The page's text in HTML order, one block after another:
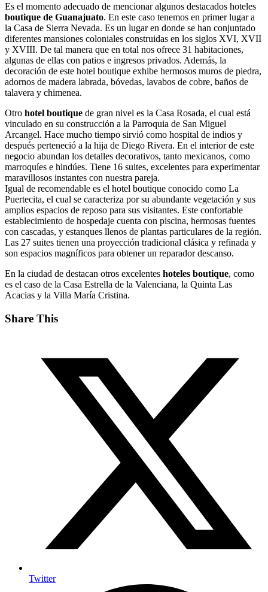
Es el momento adecuado de mencionar algunos destacados hoteles
boutique de Guanajuato. En este caso tenemos en primer lugar a
la Casa de Sierra Nevada. Es un lugar en donde se han conjuntado
diferentes mansiones coloniales construidas en los siglos XVI, XVII
y XVIII. De tal manera que en total nos ofrece 31 habitaciones,
algunas de ellas con patios e ingresos privados. Además, la
decoración de este hotel boutique exhibe hermosos muros de piedra,
adornos de madera labrada, bóvedas, lavabos de cobre, baños de
talavera y chimenea.
Otro hotel boutique de gran nivel es la Casa Rosada, el cual está
vinculado en su construcción a la Parroquia de San Miguel
Arcangel. Hace mucho tiempo sirvió como hospital de indios y
después perteneció a la hija de Diego Rivera. En el interior de este
negocio abundan los detalles decorativos, tanto mexicanos, como
marroquíes e hindúes. Tiene 16 suites, excelentes para experimentar
maravillosos instantes con nuestra pareja.
Igual de recomendable es el hotel boutique conocido como La
Puertecita, el cual se caracteriza por su abundante vegetación y sus
amplios espacios de reposo para sus visitantes. Este confortable
establecimiento de hospedaje cuenta con piscina, hermosas fuentes
con cascadas, y estanques llenos de plantas particulares de la región.
Las 27 suites tienen una proyección tradicional clásica y refinada y
son espacios magníficos para obtener un reparador descanso.
En la ciudad de destacan otros excelentes hoteles boutique, como
es el caso de la Casa Estrella de la Valenciana, la Quinta Las
Acacias y la Villa María Cristina.
Share This
Twitter